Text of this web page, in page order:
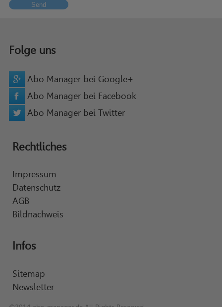
Send
Folge uns
Abo Manager bei Google+
Abo Manager bei Facebook
Abo Manager bei Twitter
Rechtliches
Impressum
Datenschutz
AGB
Bildnachweis
Infos
Sitemap
Newsletter